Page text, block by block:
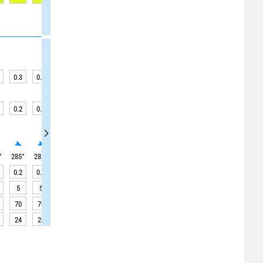
0.3 0.4
0.2 0.3
285° 285
0.2 0.2
5 5
70 70
24 24